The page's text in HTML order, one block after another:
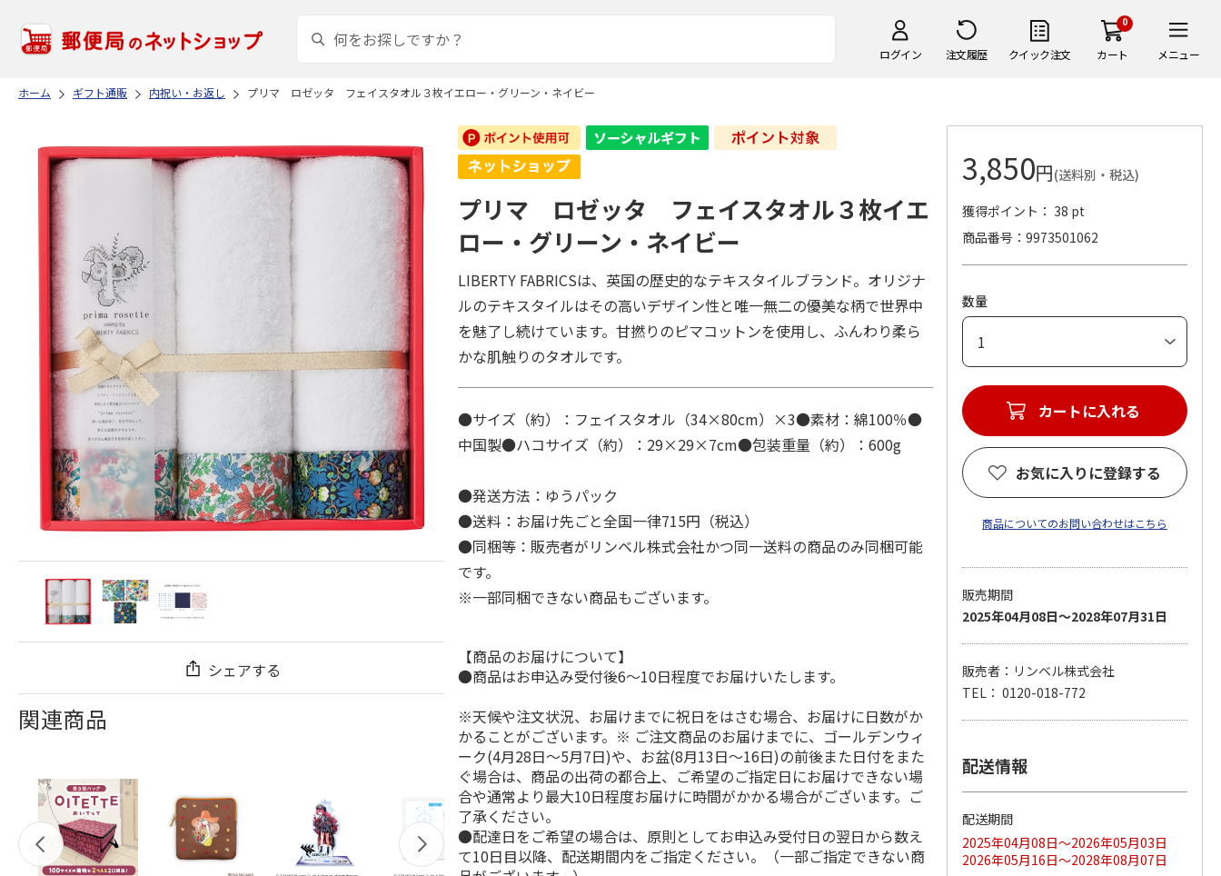
ログイン 注文履歴 クイック注文
0
カート メニュー
ホーム ギフト通販 内祝い・お返し プリマ ロゼッタ フェイスタオル３枚イエロー・グリーン・ネイビー
シェアする
関連商品
プリマ ロゼッタ フェイスタオル３枚イエ
ロー・グリーン・ネイビー
LIBERTY FABRICSは、英国の歴史的なテキスタイルブランド。オリジナ
ルのテキスタイルはその高いデザイン性と唯一無二の優美な柄で世界中
を魅了し続けています。甘撚りのピマコットンを使用し、ふんわり柔ら
かな肌触りのタオルです。
●サイズ（約）：フェイスタオル（34×80cm）×3●素材：綿100％●
中国製●ハコサイズ（約）：29×29×7cm●包装重量（約）：600g
●発送方法：ゆうパック
●送料：お届け先ごと全国一律715円（税込）
●同梱等：販売者がリンベル株式会社かつ同一送料の商品のみ同梱可能
です。
※一部同梱できない商品もございます。
【商品のお届けについて】
●商品はお申込み受付後6～10日程度でお届けいたします。
※天候や注文状況、お届けまでに祝日をはさむ場合、お届けに日数がか
かることがございます。※ ご注文商品のお届けまでに、ゴールデンウィ
ーク(4月28日～5月7日)や、お盆(8月13日～16日)の前後また日付をまた
ぐ場合は、商品の出荷の都合上、ご希望のご指定日にお届けできない場
合や通常より最大10日程度お届けに時間がかかる場合がございます。ご
了承ください。
●配達日をご希望の場合は、原則としてお申込み受付日の翌日から数え
て10日目以降、配送期間内をご指定ください。（一部ご指定できない商
3,850円(送料別・税込)
獲得ポイント： 38 pt
商品番号
9973501062
数量
カートに入れる
お気に入りに登録する
商品についてのお問い合わせはこちら
販売期間
2025年04月08日～2028年07月31日
販売者：リンベル株式会社
TEL： 0120-018-772
配送情報
配送期間
2025年04月08日～2026年05月03日
2026年05月16日～2028年08月07日